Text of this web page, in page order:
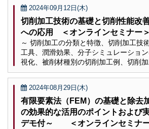
2024年09月12日(木)
切削加工技術の基礎と切削性能改
への応用 ＜オンラインセミナー＞
～ 切削加工の分類と特徴、切削加工技
工具、潤滑効果、分子シミュレーショ
視化、被削材種別の切削加工例、切削
2024年08月29日(木)
有限要素法（FEM）の基礎と除去
の効果的な活用のポイントおよび
デモ付～ ＜オンラインセミナ